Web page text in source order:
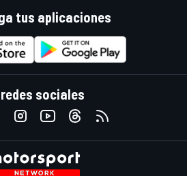
tus aplicaciones
redes sociales